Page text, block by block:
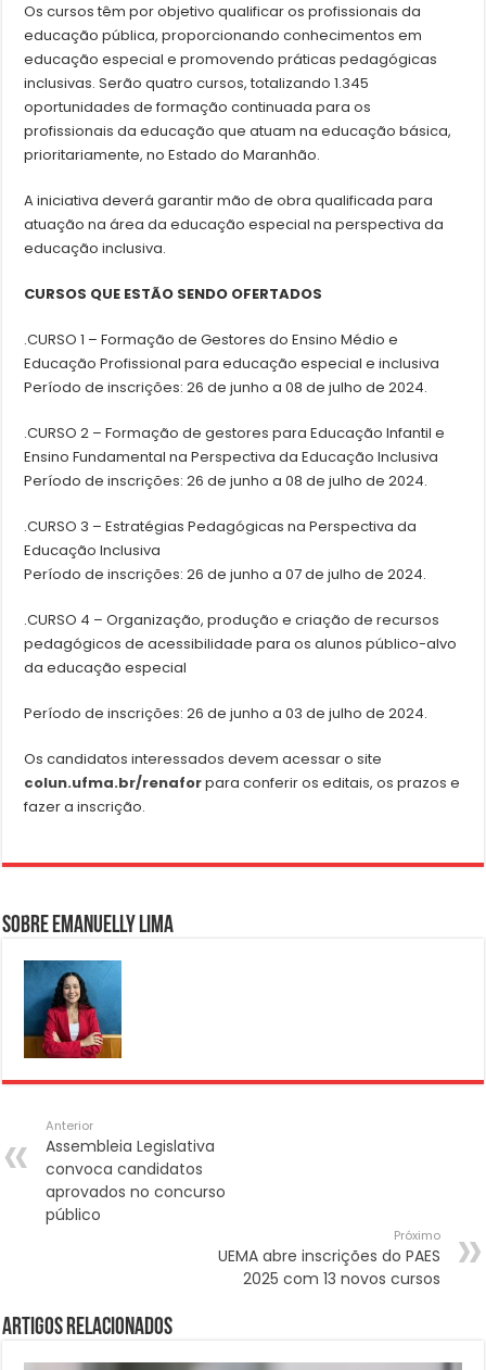
Os cursos têm por objetivo qualificar os profissionais da
educação pública, proporcionando conhecimentos em
educação especial e promovendo práticas pedagógicas
inclusivas. Serão quatro cursos, totalizando 1.345
oportunidades de formação continuada para os
profissionais da educação que atuam na educação básica,
prioritariamente, no Estado do Maranhão.
A iniciativa deverá garantir mão de obra qualificada para
atuação na área da educação especial na perspectiva da
educação inclusiva.
CURSOS QUE ESTÃO SENDO OFERTADOS
.CURSO 1 – Formação de Gestores do Ensino Médio e
Educação Profissional para educação especial e inclusiva
Período de inscrições: 26 de junho a 08 de julho de 2024.
.CURSO 2 – Formação de gestores para Educação Infantil e
Ensino Fundamental na Perspectiva da Educação Inclusiva
Período de inscrições: 26 de junho a 08 de julho de 2024.
.CURSO 3 – Estratégias Pedagógicas na Perspectiva da
Educação Inclusiva
Período de inscrições: 26 de junho a 07 de julho de 2024.
.CURSO 4 – Organização, produção e criação de recursos
pedagógicos de acessibilidade para os alunos público-alvo
da educação especial
Período de inscrições: 26 de junho a 03 de julho de 2024.
Os candidatos interessados devem acessar o site
colun.ufma.br/renaforpara conferir os editais, os prazos e
fazer a inscrição.
Sobre Emanuelly Lima
Anterior
Assembleia Legislativa
convoca candidatos
aprovados no concurso
público
Próximo
UEMA abre inscrições do PAES
2025 com 13 novos cursos
Artigos Relacionados